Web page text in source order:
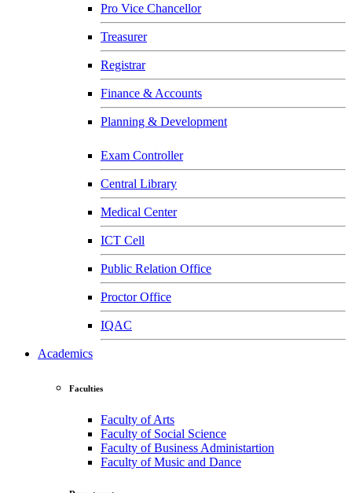
Pro Vice Chancellor
Treasurer
Registrar
Finance & Accounts
Planning & Development
Exam Controller
Central Library
Medical Center
ICT Cell
Public Relation Office
Proctor Office
IQAC
Academics
Faculties
Faculty of Arts
Faculty of Social Science
Faculty of Business Administartion
Faculty of Music and Dance